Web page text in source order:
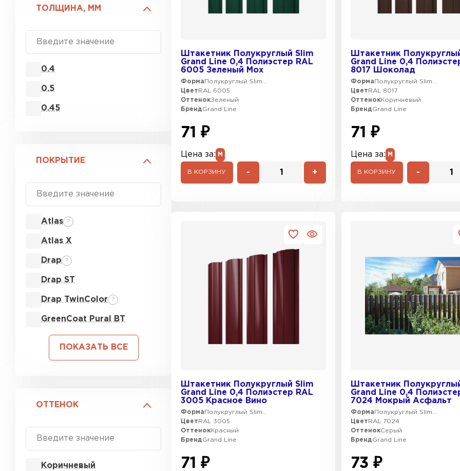
ТОЛЩИНА, ММ
0.4
0.5
0.45
ПОКРЫТИЕ
Atlas ?
Atlas X
Drap ?
Drap ST
Drap TwinColor ?
GreenCoat Pural BT
ПОКАЗАТЬ ВСЕ
ОТТЕНОК
Коричневый
Штакетник Полукруглый Slim
Grand Line 0,4 Полиэстер RAL
6005 Зеленый Мох
Форма Полукруглый Slim...
Цвет RAL 6005
ОттенокЗеленый
БрендGrand Line
71 ₽
Цена за: М
В КОРЗИНУ - +
Штакетник
Grand Line 0,4
8017 Шоколад
Форма Полукруглый Slim...
Цвет RAL 8017
ОттенокКоричневый
БрендGrand Line
71 ₽
Цена за: М
В КОРЗИНУ -
Штакетник Полукруглый Slim
Grand Line 0,4 Полиэстер RAL
3005 Красное Вино
Форма Полукруглый Slim...
Цвет RAL 3005
ОттенокКрасный
БрендGrand Line
71 ₽
Штакетник
Grand Line 0,4
7024 Мокрый Асфальт
Форма Полукруглый Slim...
Цвет RAL 7024
ОттенокСерый
БрендGrand Line
73 ₽